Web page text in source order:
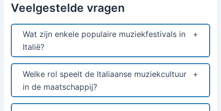
Veelgestelde vragen
Wat zijn enkele populaire muziekfestivals in
Italië?
Welke rol speelt de Italiaanse muziekcultuur
in de maatschappij?